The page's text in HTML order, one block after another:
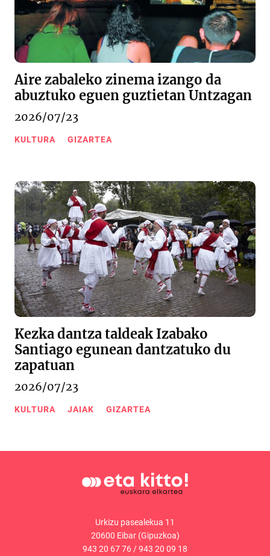
Aire zabaleko zinema izango da
abuztuko eguen guztietan Untzagan
2026/07/23
KULTURA GIZARTEA
Kezka dantza taldeak Izabako
Santiago egunean dantzatuko du
zapatuan
2026/07/23
KULTURA JAIAK GIZARTEA
Urkizu pasealekua 11
20600 Eibar (Gipuzkoa)
943 20 67 76 /943 20 09 18